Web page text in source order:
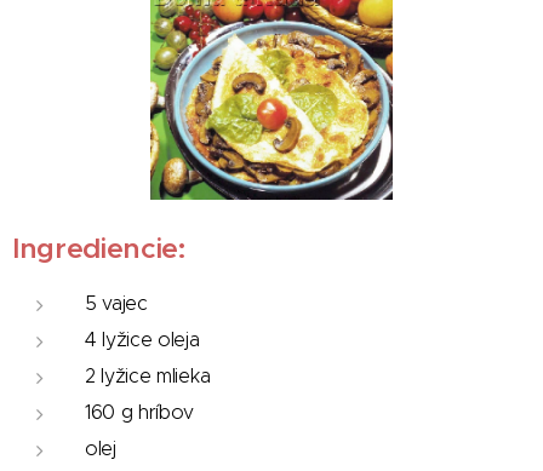
Ingrediencie:
5 vajec
4 lyžice oleja
2 lyžice mlieka
160 g hríbov
olej